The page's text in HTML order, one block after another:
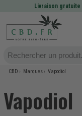
Livraison gratuite
CBD Marques Vapodiol
Vapodiol